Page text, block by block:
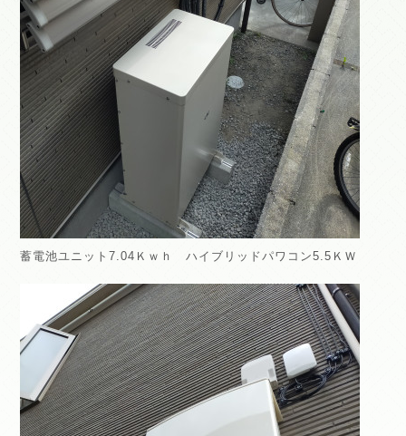
蓄電池ユニット7.04Ｋｗｈ ハイブリッドパワコン5.5ＫＷ